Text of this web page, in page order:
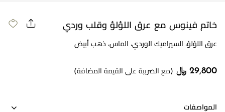
خاتم فينوس مع عرق اللؤلؤ وقلب وردي
عرق اللؤلؤ، السيراميك الوردي، الماس، ذهب أبيض
29,800 ﷼ (مع الضريبة على القيمة المضافة)
المواصفات